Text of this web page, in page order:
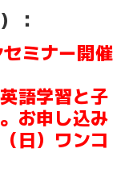
：
ミナー開催
語学習と子
お申し込み
日）ワンコ